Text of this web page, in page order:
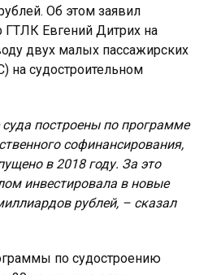
Об этом заявил
ГТЛК Евгений Дитрих на
двух малых пассажирских
на судостроительном
построены по программе
софинансирования,
в 2018 году. За это
инвестировала в новые
рублей, – сказал
по судостроению